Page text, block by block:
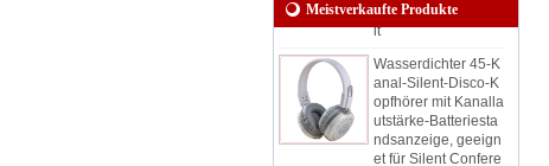
Meistverkaufte Produkte
it
anal-Silent-Disco-K
opfhörer mit Kanalla
utstärke-Batteriesta
ndsanzeige, geeign
et für Silent Confere
nce und Meeting RF